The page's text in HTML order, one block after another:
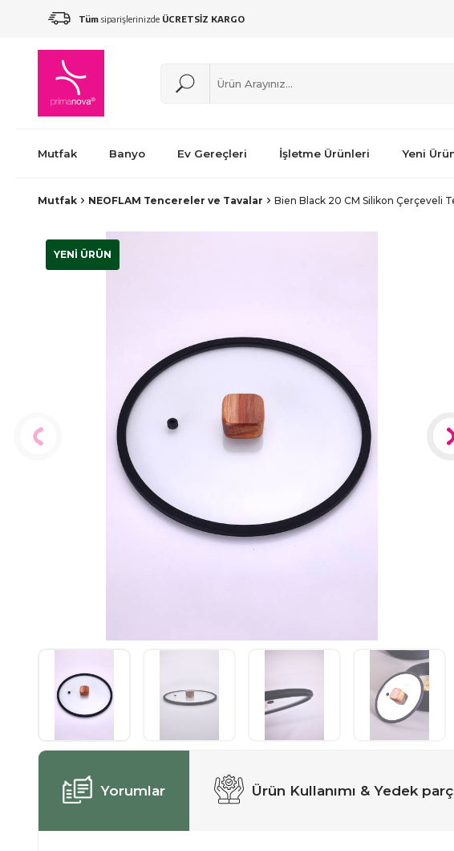
Tüm siparişlerinizde ÜCRETSİZ KARGO
Mutfak Banyo Ev Gereçleri İşletme Ürünleri Yeni
Mutfak NEOFLAM Tencereler ve Tavalar Bien Black 20 CM Silikon Çerçeveli
YENİ ÜRÜN
Yorumlar Ürün Kullanımı & Yedek